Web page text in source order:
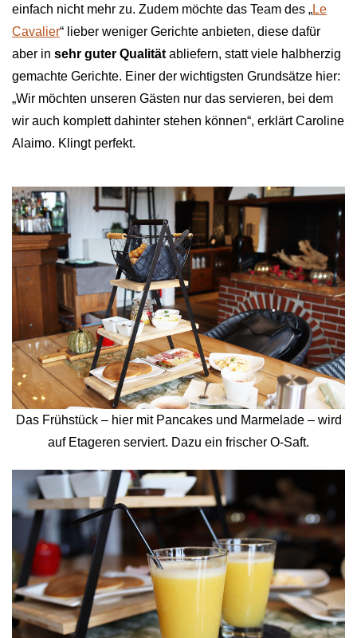
einfach nicht mehr zu. Zudem möchte das Team des „Le
Cavalier“ lieber weniger Gerichte anbieten, diese dafür
aber in sehr guter Qualität abliefern, statt viele halbherzig
gemachte Gerichte. Einer der wichtigsten Grundsätze hier:
„Wir möchten unseren Gästen nur das servieren, bei dem
wir auch komplett dahinter stehen können“, erklärt Caroline
Alaimo. Klingt perfekt.
Das Frühstück – hier mit Pancakes und Marmelade – wird
auf Etageren serviert. Dazu ein frischer O-Saft.